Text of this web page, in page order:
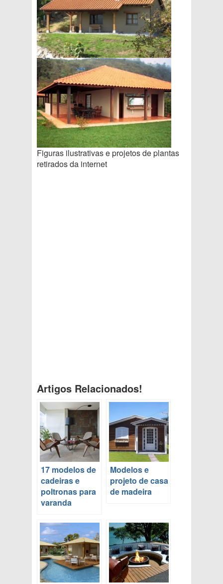
Figuras ilustrativas e projetos de plantas
retirados da internet
Artigos Relacionados!
17 modelos de
cadeiras e
poltronas para
varanda
Modelos e
projeto de casa
de madeira